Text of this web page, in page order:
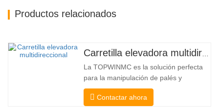
Productos relacionados
La TOPWINMC es la solución perfecta
para la manipulación de palés y
mercancías largas. Una auténtica
carretilla elevadora dos en uno que
Contactar ahora